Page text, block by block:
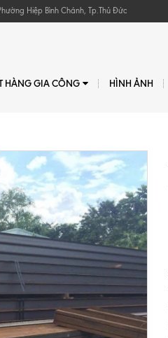
Hiệp Bình Chánh, Tp.Thủ Đức
HÀNG GIA CÔNG HÌNH ẢNH